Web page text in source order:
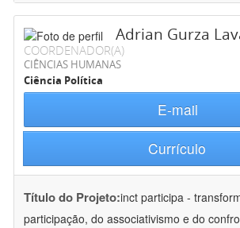
Adrian Gurza
COORDENADOR(A)
CIÊNCIAS HUMANAS
Ciência Política
E-mail
Currículo
Título do Projeto:inct participa -
participação, do associativismo e do